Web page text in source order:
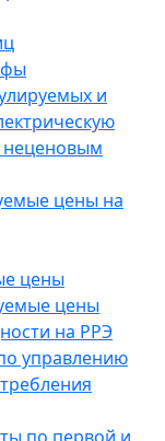
и
цены на
цены
цены
на РРЭ
управлению